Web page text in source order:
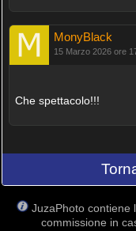
MonyBlack
15 Marzo 2026 ore
Che spettacolo!!!
JuzaPhoto contiene
commissione in